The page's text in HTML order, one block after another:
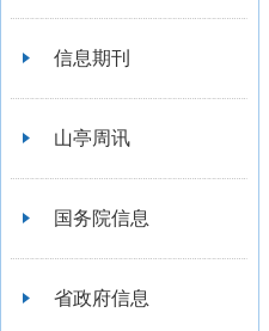
信息期刊
山亭周讯
国务院信息
省政府信息